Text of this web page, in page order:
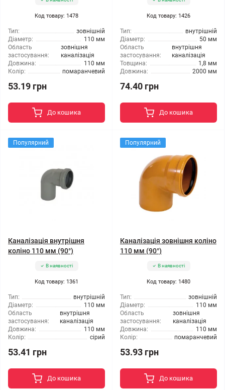
Код товару: 1478
Тип:
зовнішній
Діаметр:
110 мм
Область
застосування:
зовнішня
каналізація
Довжина:
110 мм
Колір:
помаранчевий
53.19 грн
До кошика
Код товару: 1426
Тип:
внутрішній
Діаметр:
50 мм
Область
застосування:
внутрішня
каналізація
Товщина:
1,8 мм
Довжина:
2000 мм
74.40 грн
До кошика
Популярний
Каналізація внутрішня
коліно 110 мм (90°)
В наявності
Код товару: 1361
Тип:
внутрішній
Діаметр:
110 мм
Область
застосування:
внутрішня
каналізація
Довжина:
110 мм
Колір:
сірий
53.41 грн
До кошика
Популярний
Каналізація зовнішня коліно
110 мм (90°)
В наявності
Код товару: 1480
Тип:
зовнішній
Діаметр:
110 мм
Область
застосування:
зовнішня
каналізація
Довжина:
110 мм
Колір:
помаранчевий
53.93 грн
До кошика